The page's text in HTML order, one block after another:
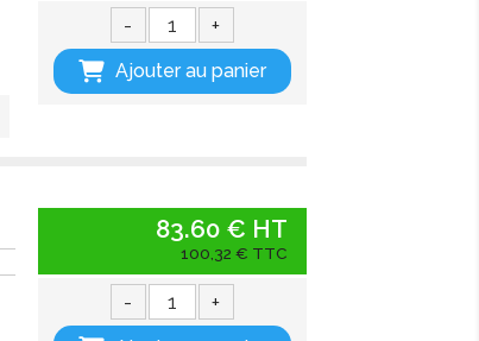
- +
Ajouter au panier
83.60 € HT
100,32 € TTC
- +